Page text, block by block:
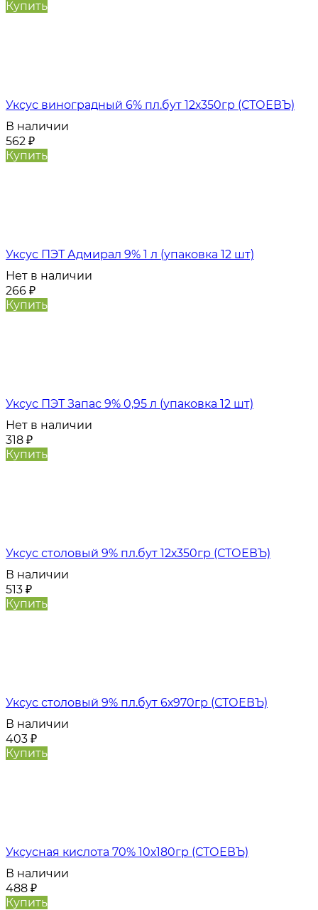
Купить
Уксус виноградный 6% пл.бут 12х350гр (СТОЕВЪ)
В наличии
562 ₽
Купить
Уксус ПЭТ Адмирал 9% 1 л (упаковка 12 шт)
Нет в наличии
266 ₽
Купить
Уксус ПЭТ Запас 9% 0,95 л (упаковка 12 шт)
Нет в наличии
318 ₽
Купить
Уксус столовый 9% пл.бут 12х350гр (СТОЕВЪ)
В наличии
513 ₽
Купить
Уксус столовый 9% пл.бут 6х970гр (СТОЕВЪ)
В наличии
403 ₽
Купить
Уксусная кислота 70% 10х180гр (СТОЕВЪ)
В наличии
488 ₽
Купить